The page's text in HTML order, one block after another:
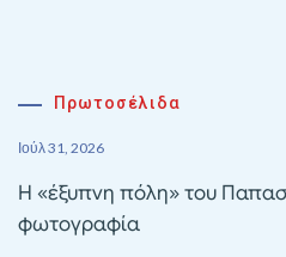
Πρωτοσέλιδα
Ιούλ 31, 2026
Η «έξυπνη πόλη» του
φωτογραφία